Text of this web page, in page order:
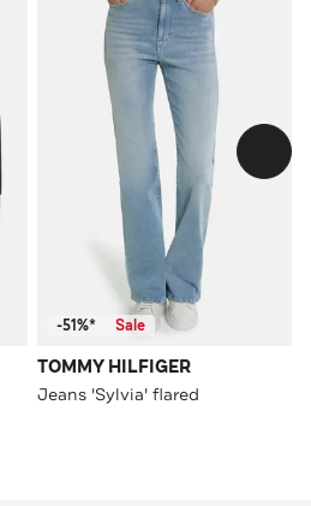
-51%* Sale
TOMMY HILFIGER
Jeans 'Sylvia' flared